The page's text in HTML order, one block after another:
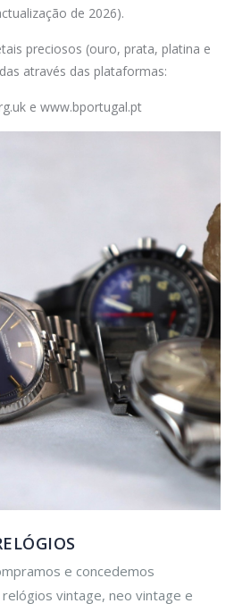
de 2026).
preciosos (ouro, prata, platina e
através das plataformas:
e www.bportugal.pt
e concedemos
vintage, neo vintage e